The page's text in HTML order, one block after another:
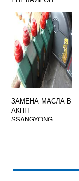
ЗАМЕНА МАСЛА В
АКПП
SSANGYONG